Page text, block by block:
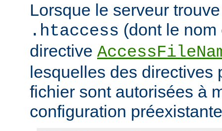
Lorsque le serveur
.htaccess (dont le
directive
lesquelles des directives
fichier sont autorisées à
configuration